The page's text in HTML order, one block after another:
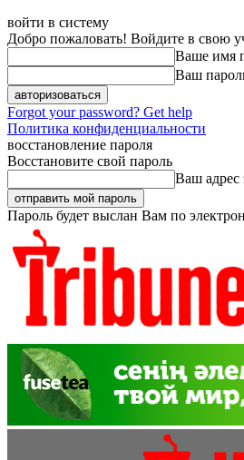
войти в систему
Добро пожаловать! Войдите в свою
Ваше имя
Ваш
Forgot your password? Get help
Политика конфиденциальности
восстановление пароля
Восстановите свой пароль
Ваш адрес
Пароль будет выслан Вам по